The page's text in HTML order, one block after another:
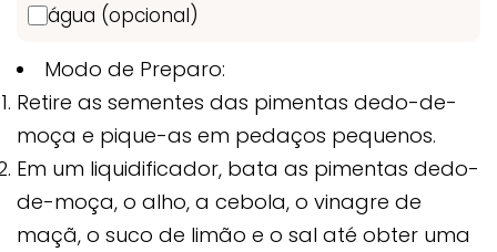
água (opcional)
Modo de Preparo:
Retire as sementes das pimentas dedo-de-
moça e pique-as em pedaços pequenos.
Em um liquidificador, bata as pimentas dedo-
de-moça, o alho, a cebola, o vinagre de
maçã, o suco de limão e o sal até obter uma